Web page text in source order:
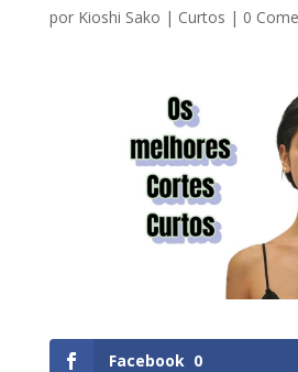
por Kioshi Sako | Curtos | 0
Facebook 0